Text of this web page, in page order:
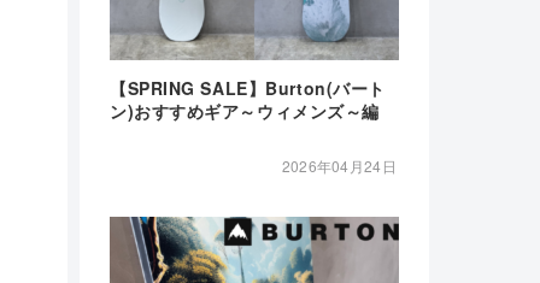
【SPRING SALE】Burton(バート
ン)おすすめギア～ウィメンズ～編
2026年04月24日